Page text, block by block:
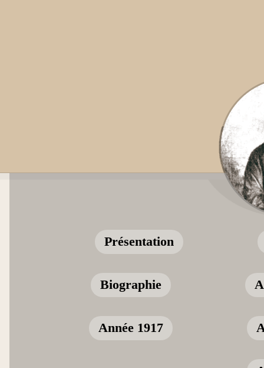
Présentation
Biographie
Année 1917